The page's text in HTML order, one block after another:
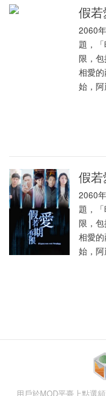
假
2060
題，
限，
相愛
始，
假
2060
題，
限，
相愛
始，
用戶於MOD平臺上點選